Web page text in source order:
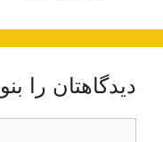
دیدگاهتان را